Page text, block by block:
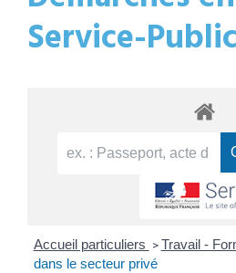
Service-
Accueil particuliers > Travail -
dans le secteur privé